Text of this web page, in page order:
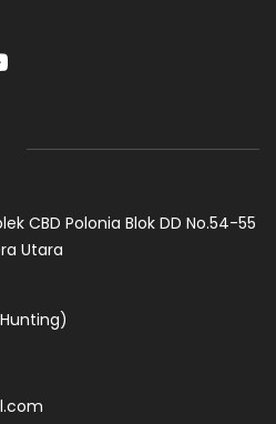
CBD Polonia Blok DD No.54-55
Utara